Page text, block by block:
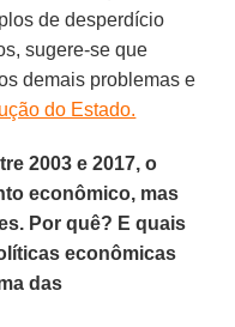
de desperdício
sugere-se que
demais problemas e
do Estado.
2003 e 2017, o
econômico, mas
Por quê? E quais
econômicas
das